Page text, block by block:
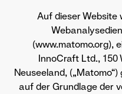
Auf dieser Website
(www.matomo.org),
InnoCraft Ltd., 150
Neuseeland,
auf der Grundlage der